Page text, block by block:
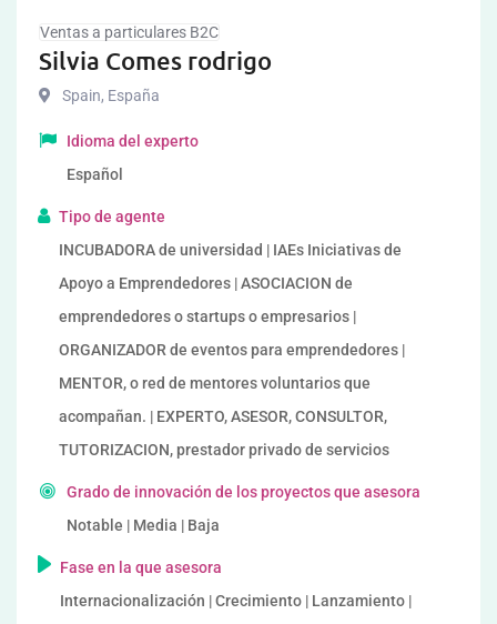
Ventas a particulares B2C
Silvia Comes rodrigo
Spain, España
Idioma del experto
Español
Tipo de agente
INCUBADORA de universidad | IAEs Iniciativas de
Apoyo a Emprendedores | ASOCIACION de
emprendedores o startups o empresarios |
ORGANIZADOR de eventos para emprendedores |
MENTOR, o red de mentores voluntarios que
acompañan. | EXPERTO, ASESOR, CONSULTOR,
TUTORIZACION, prestador privado de servicios
Grado de innovación de los proyectos que asesora
Notable | Media | Baja
Fase en la que asesora
Internacionalización | Crecimiento | Lanzamiento |